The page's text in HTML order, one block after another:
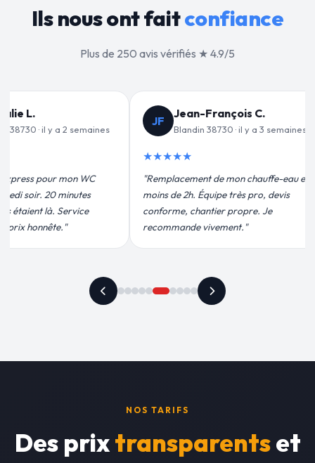
Ils nous ont faitconfiance
Plus de 250 avis vérifiés ★ 4.9/5
C.
· il y a 3 semaines
mon chauffe-eau en
très pro, devis
propre. Je
VD
Valérie D.
Blandin 38730 · il y a 1 mois
★★★★★
"Un grand merci à Sylvain Plombier
pour leur intervention rapide et
efficace. Fuite réparée en 30 min, prix
plus qu'honnête !"
NOS TARIFS
Des prixtransparentset